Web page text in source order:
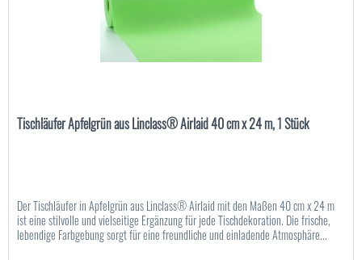
Tischläufer Apfelgrün aus Linclass® Airlaid 40 cm x 24 m, 1 Stück
Der Tischläufer in Apfelgrün aus Linclass® Airlaid mit den Maßen 40 cm x 24 m
ist eine stilvolle und vielseitige Ergänzung für jede Tischdekoration. Die frische,
lebendige Farbgebung sorgt für eine freundliche und einladende Atmosphäre...